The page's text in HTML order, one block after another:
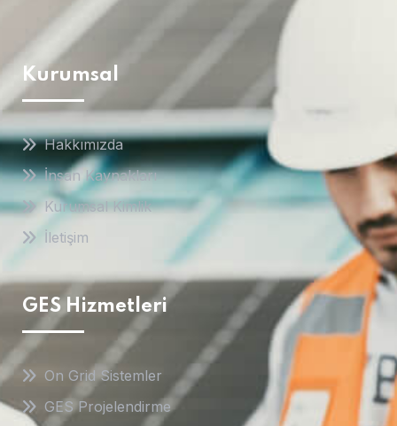
Kurumsal
Hakkımızda
İnsan Kaynakları
Kurumsal Kimlik
İletişim
GES Hizmetleri
On Grid Sistemler
GES Projelendirme